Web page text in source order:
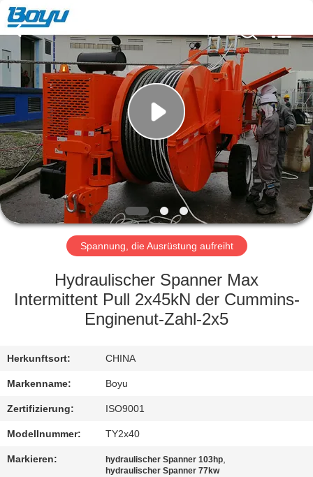
HAUS
PRODUKTE
ÜBER
UNS
FABRIK-
AUSFLUG
QUALITÄTSKONTROLLE
SIE
MIT
UNS
IN
VERBINDUNG
Boyu
Electric
Power
Machinery
All
Rights
Reserved.
Spannung, die Ausrüstung aufreiht
Hydraulischer Spanner Max
Intermittent Pull 2x45kN der Cummins-
Enginenut-Zahl-2x5
Herkunftsort: CHINA
Markenname: Boyu
Zertifizierung: ISO9001
Modellnummer: TY2x40
Markieren: hydraulischer Spanner 103hp,
hydraulischer Spanner 77kw